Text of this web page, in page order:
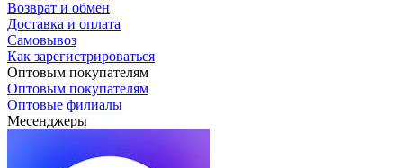
Возврат и обмен
Доставка и оплата
Самовывоз
Как зарегистрироваться
Оптовым покупателям
Оптовым покупателям
Оптовые филиалы
Месенджеры